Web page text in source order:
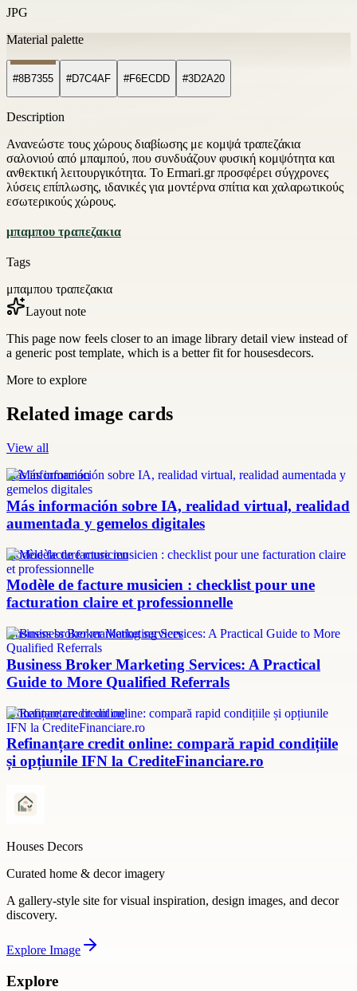
JPG
Material palette
#8B7355 #D7C4AF #F6ECDD #3D2A20
Description
Ανανεώστε τους χώρους διαβίωσης με κομψά τραπεζάκια
σαλονιού από μπαμπού, που συνδυάζουν φυσική κομψότητα και
ανθεκτική λειτουργικότητα. Το Ermari.gr προσφέρει σύγχρονες
λύσεις επίπλωσης, ιδανικές για μοντέρνα σπίτια και χαλαρωτικούς
εσωτερικούς χώρους.
μπαμπου τραπεζακια
Tags
μπαμπου τραπεζακια
Layout note
This page now feels closer to an image library detail view instead of
a generic post template, which is a better fit for housesdecors.
More to explore
Related image cards
View all
más información
Más información sobre IA, realidad virtual, realidad
aumentada y gemelos digitales
modèle facture musicien
Modèle de facture musicien : checklist pour une
facturation claire et professionnelle
Business broker marketing services
Business Broker Marketing Services: A Practical
Guide to More Qualified Referrals
refinanțare credit online
Refinanțare credit online: compară rapid condițiile
și opțiunile IFN la CrediteFinanciare.ro
Houses Decors
Curated home & decor imagery
A gallery-style site for visual inspiration, design images, and decor
discovery.
Explore Image
Explore